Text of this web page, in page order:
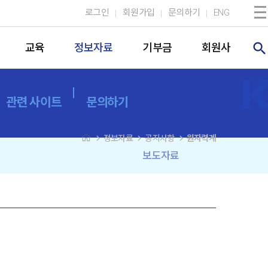
로그인 회원가입 문의하기 ENG
교육 정보자료 기부금 회원사 search
관련 사이트 문의하기
보도자료
navigate_next정보자료navigate_next공지사항navigate_next원자력계